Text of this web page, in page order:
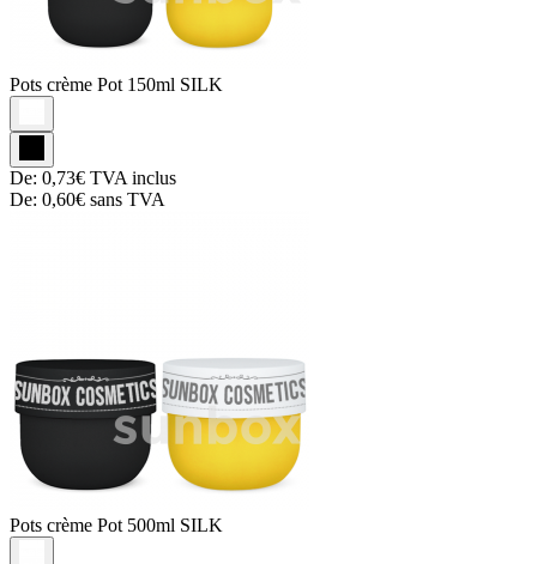
Pots crème Pot 150ml SILK
De: 0,73€ TVA inclus
De: 0,60€ sans TVA
Pots crème Pot 500ml SILK